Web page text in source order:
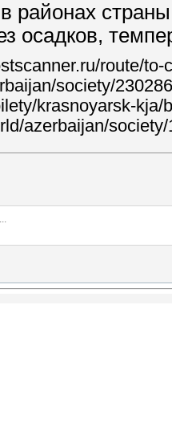
районах
осадков,
route/
society/
krasnoyarsk-kja/
azerbaijan/